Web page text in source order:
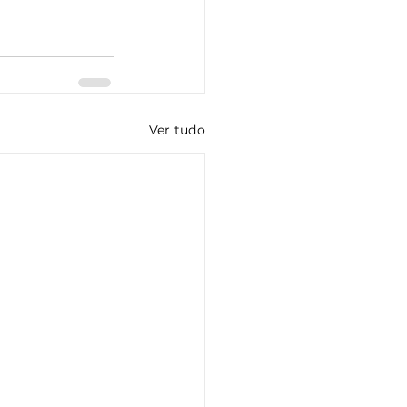
Ver tudo